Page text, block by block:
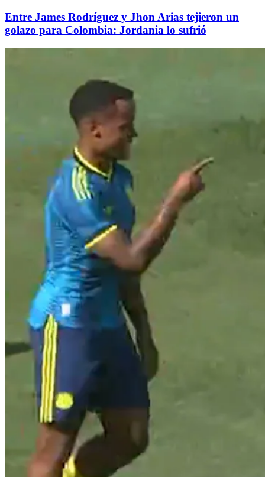
Entre James Rodríguez y Jhon Arias tejieron un
golazo para Colombia: Jordania lo sufrió